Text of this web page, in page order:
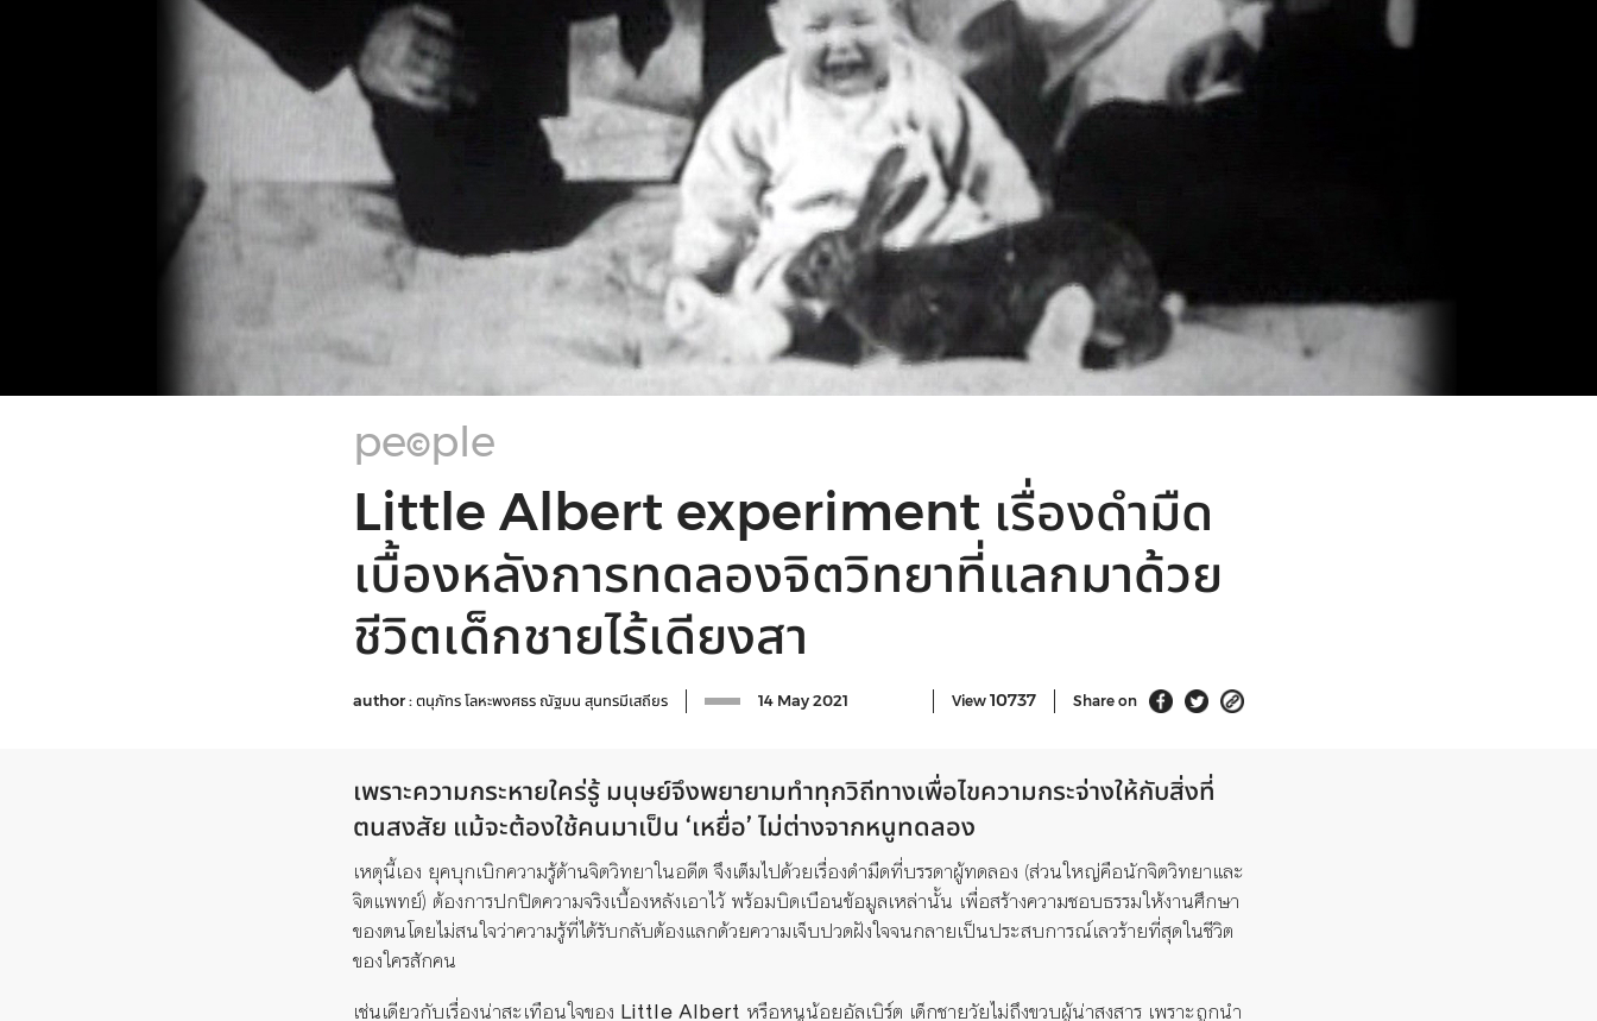
pe©ple
Little Albert experiment เรื่องดำมืด
เบื้องหลังการทดลองจิตวิทยาที่แลกมาด้วย
ชีวิตเด็กชายไร้เดียงสา
author :ตนุภัทร โลหะพงศธร ณัฐมน สุนทรมีเสถียร 14 May 2021 View 10737 Share on
เพราะความกระหายใคร่รู้ มนุษย์จึงพยายามทำทุกวิถีทางเพื่อไขความกระจ่างให้กับสิ่งที่
ตนสงสัย แม้จะต้องใช้คนมาเป็น ‘เหยื่อ’ ไม่ต่างจากหนูทดลอง
เหตุนี้เอง ยุคบุกเบิกความรู้ด้านจิตวิทยาในอดีต จึงเต็มไปด้วยเรื่องดำมืดที่บรรดาผู้ทดลอง (ส่วนใหญ่คือนักจิตวิทยาและ
จิตแพทย์) ต้องการปกปิดความจริงเบื้องหลังเอาไว้ พร้อมบิดเบือนข้อมูลเหล่านั้น เพื่อสร้างความชอบธรรมให้งานศึกษา
ของตนโดยไม่สนใจว่าความรู้ที่ได้รับกลับต้องแลกด้วยความเจ็บปวดฝังใจจนกลายเป็นประสบการณ์เลวร้ายที่สุดในชีวิต
ของใครสักคน
เช่นเดียวกับเรื่องน่าสะเทือนใจของ Little Albert หรือหนูน้อยอัลเบิร์ต เด็กชายวัยไม่ถึงขวบผู้น่าสงสาร เพราะถูกนำ